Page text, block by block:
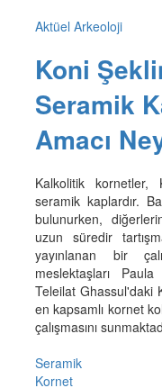
Aktüel Arkeoloji
Koni
Seramik
Amacı
Kalkolitik kornetler,
seramik kaplardır.
bulunurken,
uzun süredir
yayınlanan bir
meslektaşları
Teleilat Ghassul'daki
en kapsamlı kornet
çalışmasını
Seramik
Kornet